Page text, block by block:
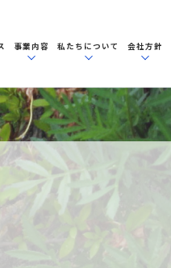
事業内容 私たちについて 会社方針